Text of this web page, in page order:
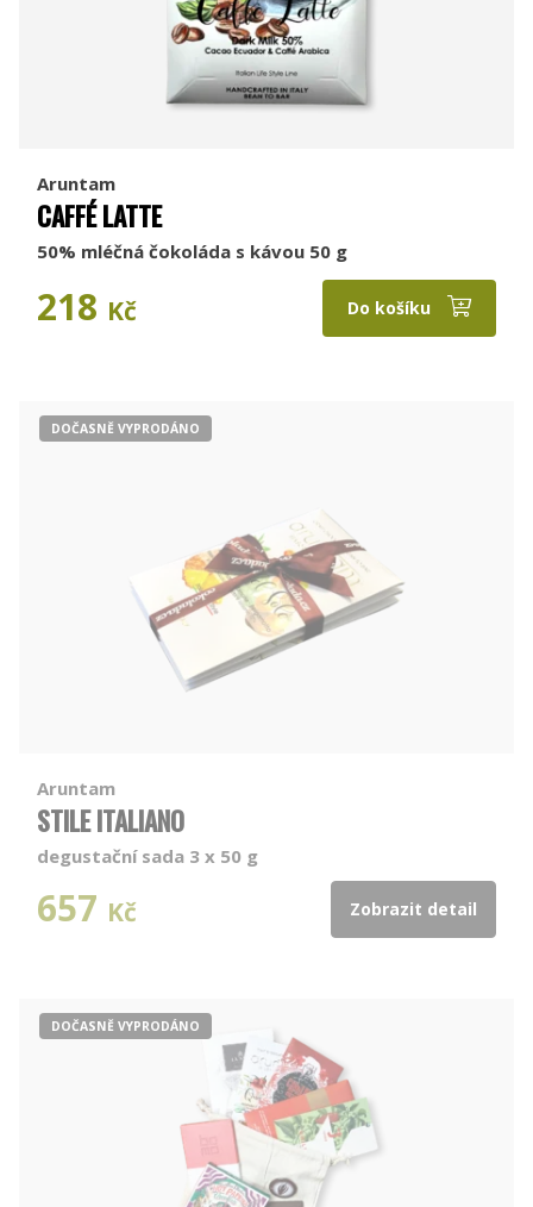
Aruntam
CAFFÉ LATTE
50% mléčná čokoláda s kávou 50 g
218 Kč Do košíku
DOČASNĚ VYPRODÁNO
Aruntam
STILE ITALIANO
degustační sada 3 x 50 g
657 Kč Zobrazit detail
DOČASNĚ VYPRODÁNO